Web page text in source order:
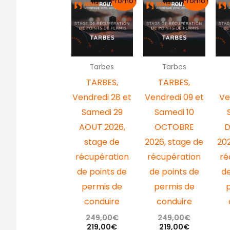
Tarbes
TARBES,
Vendredi 28 et
Samedi 29
AOUT 2026,
stage de
récupération
de points de
permis de
conduire
249,00€
prix
initial
était :
249,00€.
219,00€
prix
actuel
est :
219,00€.
Tarbes
TARBES,
Vendredi 09 et
Samedi 10
OCTOBRE
2026, stage de
récupération
de points de
permis de
conduire
249,00€
prix
initial
était :
249,00€.
219,00€
prix
actuel
est :
219,00€.